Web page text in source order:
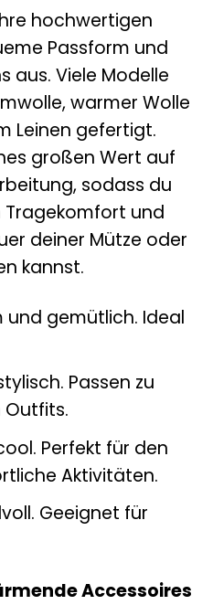
hochwertigen
Passform und
aus. Viele Modelle
warmer Wolle
Leinen gefertigt.
großen Wert auf
sodass du
und
deiner Mütze oder
kannst.
und gemütlich. Ideal
Passen zu
Outfits.
Perfekt für den
Aktivitäten.
Geeignet für
Accessoires